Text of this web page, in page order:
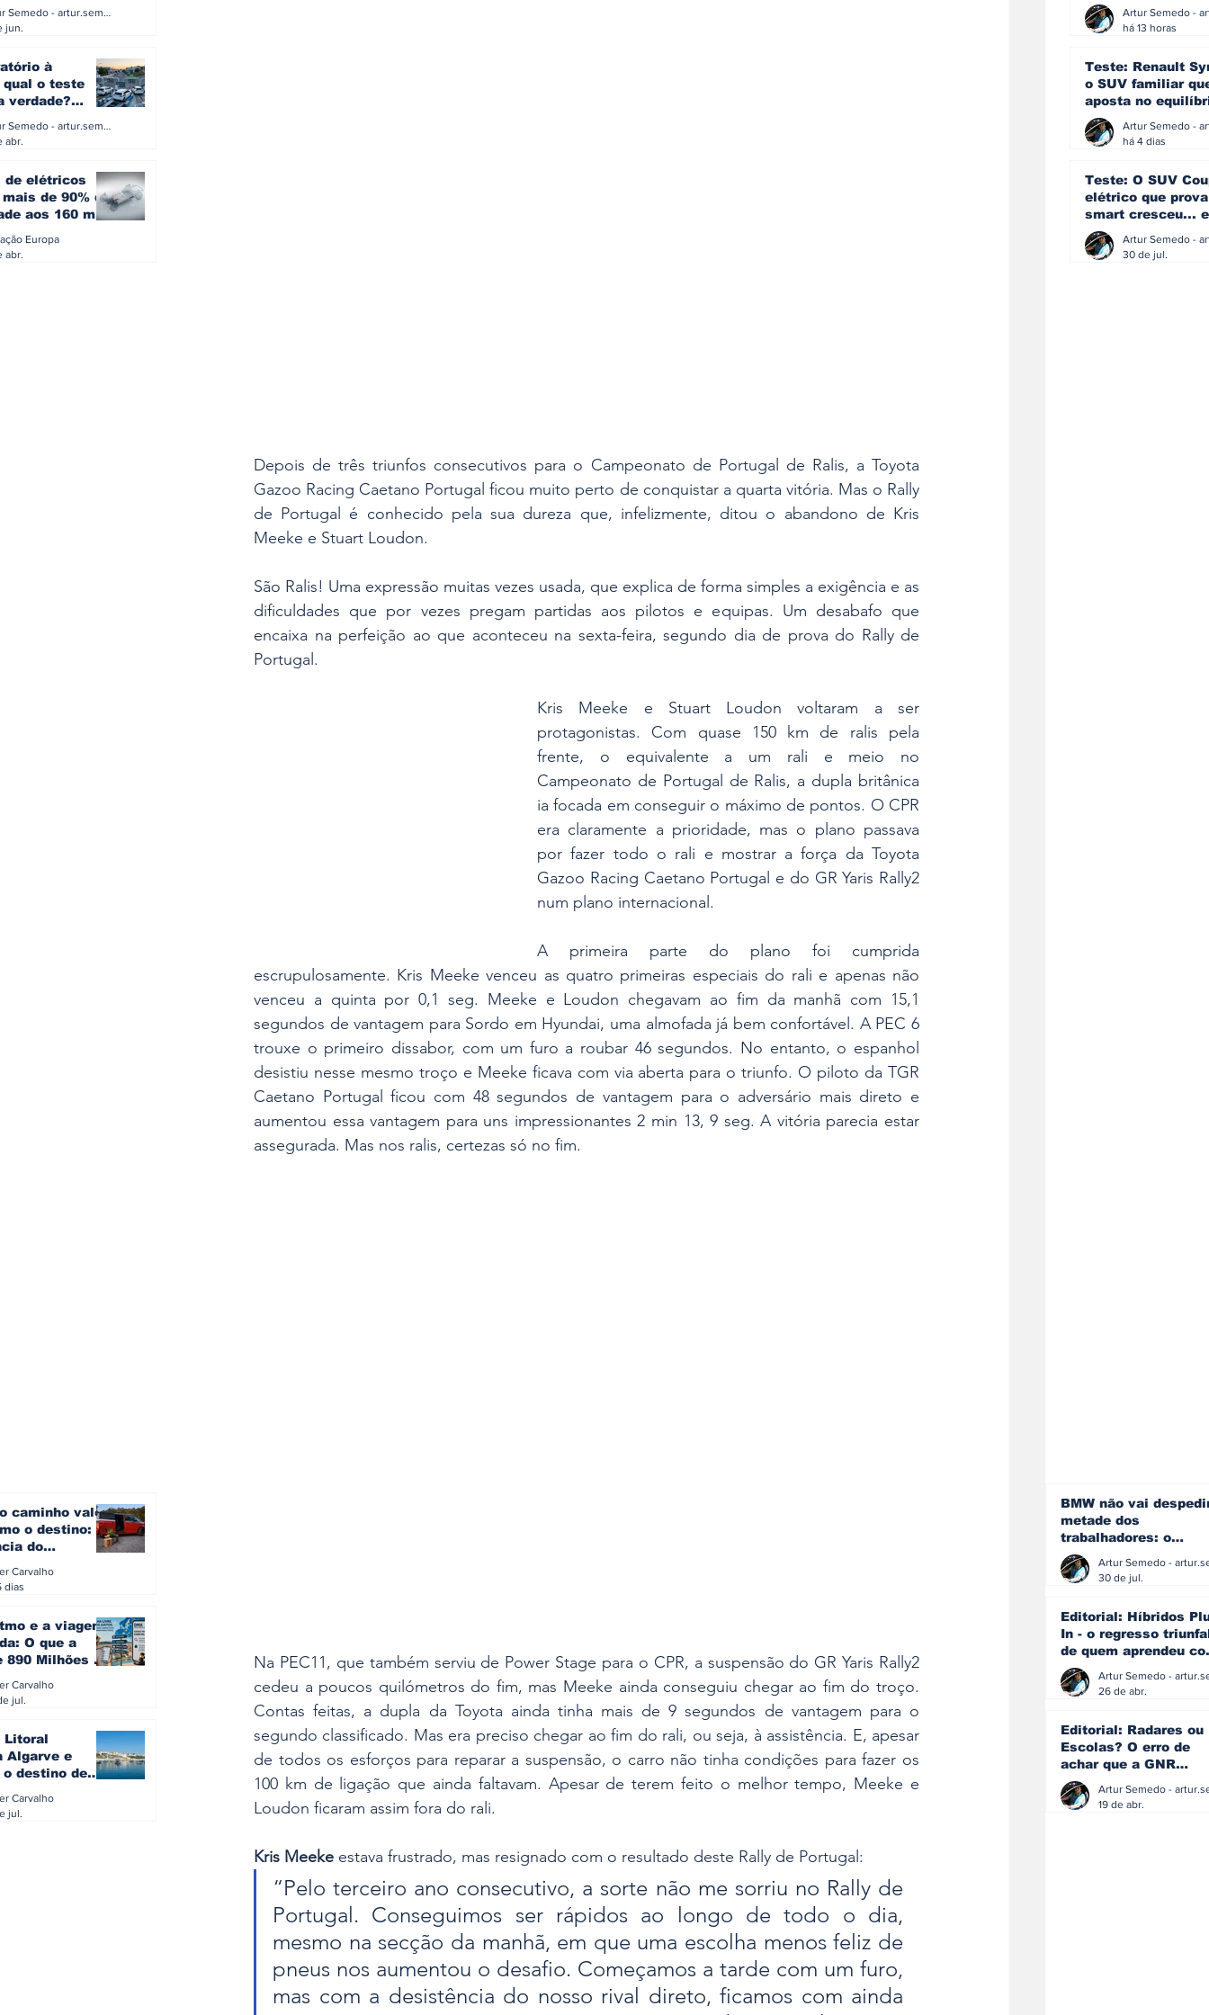
Artur Semedo - artur.semedo@publiracing.pt
jun.
à
qual o teste
verdade?
Artur Semedo - artur.semedo@publiracing.pt
abr.
de elétricos
de 90% da
aos 160 mil
Europa
abr.
Depois de três triunfos consecutivos para o Campeonato de Portugal de Ralis, a Toyota
Gazoo Racing Caetano Portugal ficou muito perto de conquistar a quarta vitória. Mas o Rally
de Portugal é conhecido pela sua dureza que, infelizmente, ditou o abandono de Kris
Meeke e Stuart Loudon.
São Ralis! Uma expressão muitas vezes usada, que explica de forma simples a exigência e as
dificuldades que por vezes pregam partidas aos pilotos e equipas. Um desabafo que
encaixa na perfeição ao que aconteceu na sexta-feira, segundo dia de prova do Rally de
Portugal.
Kris Meeke e Stuart Loudon voltaram a ser
protagonistas. Com quase 150 km de ralis pela
frente, o equivalente a um rali e meio no
Campeonato de Portugal de Ralis, a dupla britânica
ia focada em conseguir o máximo de pontos. O CPR
era claramente a prioridade, mas o plano passava
por fazer todo o rali e mostrar a força da Toyota
Gazoo Racing Caetano Portugal e do GR Yaris Rally2
num plano internacional.
A primeira parte do plano foi cumprida
escrupulosamente. Kris Meeke venceu as quatro primeiras especiais do rali e apenas não
venceu a quinta por 0,1 seg. Meeke e Loudon chegavam ao fim da manhã com 15,1
segundos de vantagem para Sordo em Hyundai, uma almofada já bem confortável. A PEC 6
trouxe o primeiro dissabor, com um furo a roubar 46 segundos. No entanto, o espanhol
desistiu nesse mesmo troço e Meeke ficava com via aberta para o triunfo. O piloto da TGR
Caetano Portugal ficou com 48 segundos de vantagem para o adversário mais direto e
aumentou essa vantagem para uns impressionantes 2 min 13, 9 seg. A vitória parecia estar
assegurada. Mas nos ralis, certezas só no fim.
Na PEC11, que também serviu de Power Stage para o CPR, a suspensão do GR Yaris Rally2
cedeu a poucos quilómetros do fim, mas Meeke ainda conseguiu chegar ao fim do troço.
Contas feitas, a dupla da Toyota ainda tinha mais de 9 segundos de vantagem para o
segundo classificado. Mas era preciso chegar ao fim do rali, ou seja, à assistência. E, apesar
de todos os esforços para reparar a suspensão, o carro não tinha condições para fazer os
100 km de ligação que ainda faltavam. Apesar de terem feito o melhor tempo, Meeke e
Loudon ficaram assim fora do rali.
Kris Meeke estava frustrado, mas resignado com o resultado deste Rally de Portugal:
“Pelo terceiro ano consecutivo, a sorte não me sorriu no Rally de
Portugal. Conseguimos ser rápidos ao longo de todo o dia,
mesmo na secção da manhã, em que uma escolha menos feliz de
pneus nos aumentou o desafio. Começamos a tarde com um furo,
mas com a desistência do nosso rival direto, ficamos com ainda
caminho vale
o destino: a
do
europeu
Carvalho
dias
e a viagem
O que a
890 Milhões à
do turista na
Carvalho
jul.
Litoral
Algarve e
o destino de
Carvalho
jul.
eficiência e
simplicidade
há 13 horas
Teste: Renault
o SUV familiar
aposta no
ainda acredita na
manualhá 4 dias
Teste: O SUV
elétrico que
smart cresceu... e
amadureceu
30 de jul.
BMW não vai
metade dos
trabalhadores: o
problema é o
que muitos decidiram
30 de jul.
Editorial: Híbridos
In - o regresso
de quem aprendeu
os erros do passado
26 de abr.
Editorial: Radares ou
Escolas? O erro de
achar que a GNR
resolve o que a
educação falhou
19 de abr.